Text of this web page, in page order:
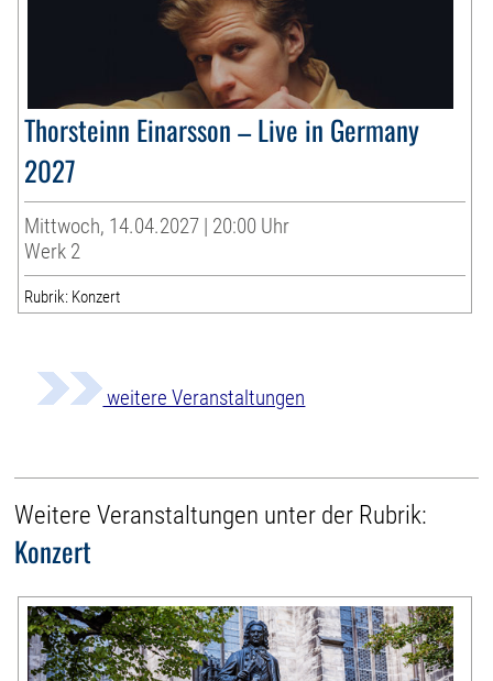
Thorsteinn Einarsson – Live in Germany
2027
Mittwoch, 14.04.2027 | 20:00 Uhr
Werk 2
Rubrik: Konzert
weitere Veranstaltungen
Weitere Veranstaltungen unter der Rubrik:
Konzert